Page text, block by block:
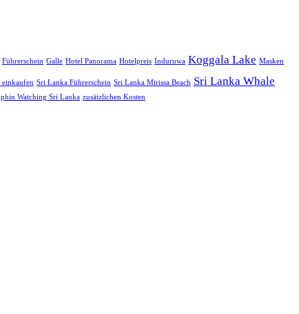
Führerschein Galle Hotel Panorama Hotelpreis Induruwa Koggala Lake Masken
einkaufen Sri Lanka Führerschein Sri Lanka Mirissa Beach Sri Lanka Whale
Watching Sri Lanka zusätzlichen Kosten